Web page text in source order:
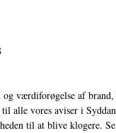
værdiforøgelse af
alle vores aviser i
til at blive klogere. Se